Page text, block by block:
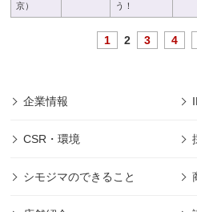
京）
う！
1 2 3 4
企業情報
CSR・環境
シモジマのできること